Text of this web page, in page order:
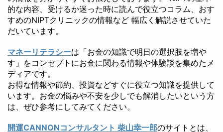
的な内容、受けるか迷った時に読んで役立つコラム、おす
すめのNIPTクリニックの情報など 幅広く解説させていた
だいています。
マネーリテラシーは「お金の知識で明日の選択肢を増や
す」をコンセプトにお金に関わる情報や体験談を集めたメ
ディアです。
お得な情報や節約、投資などすぐに役立つ知識を提供して
います。お金の悩みや不安を少しでも解消したいという方
は、ぜひ参考にしてみてください。
開運CANNONコンサルタント 柴山幸一郎のサイトとは、